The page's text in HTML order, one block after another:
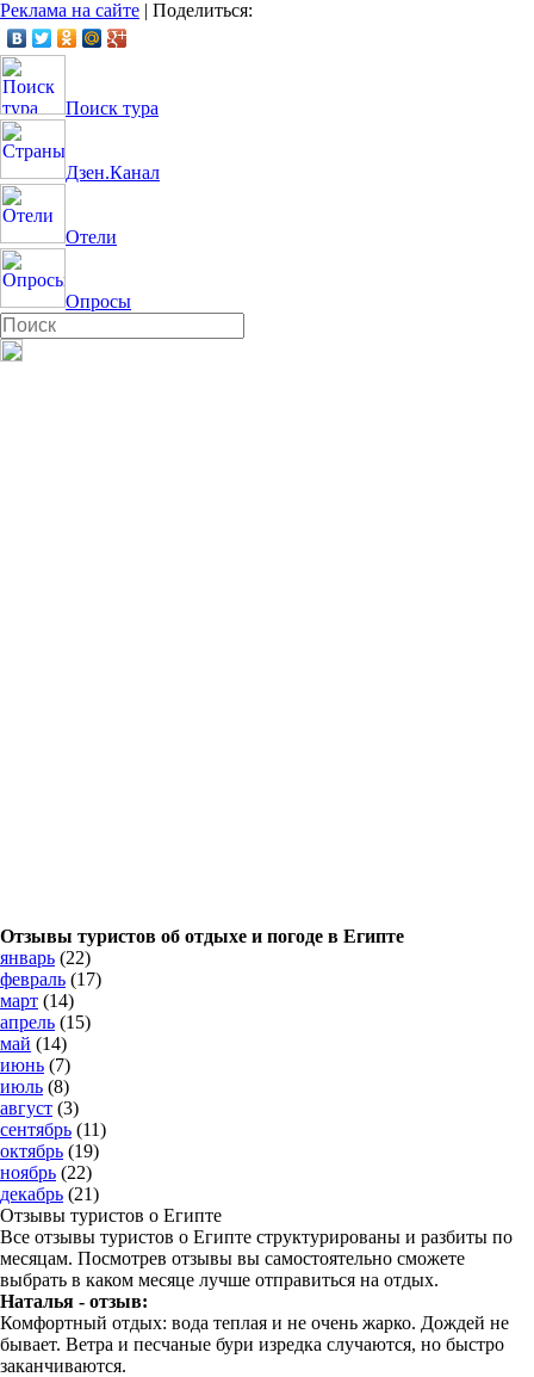
Реклама на сайте | Поделиться:
Поиск тура
Дзен.Канал
Отели
Опросы
Отзывы туристов об отдыхе и погоде в Египте
январь (22)
февраль (17)
март (14)
апрель (15)
май (14)
июнь (7)
июль (8)
август (3)
сентябрь (11)
октябрь (19)
ноябрь (22)
декабрь (21)
Отзывы туристов о Египте
Все отзывы туристов о Египте структурированы и разбиты по
месяцам. Посмотрев отзывы вы самостоятельно сможете
выбрать в каком месяце лучше отправиться на отдых.
Наталья - отзыв:
Комфортный отдых: вода теплая и не очень жарко. Дождей не
бывает. Ветра и песчаные бури изредка случаются, но быстро
заканчиваются.